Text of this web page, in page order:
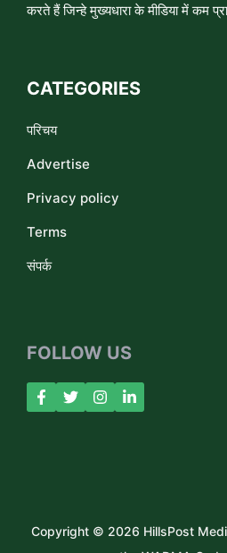
करते हैं जिन्हे मुख्यधारा के मीडिया में कम
CATEGORIES
परिचय
Advertise
Privacy policy
Terms
संपर्क
FOLLOW US
Copyright © 2026 HillsPost